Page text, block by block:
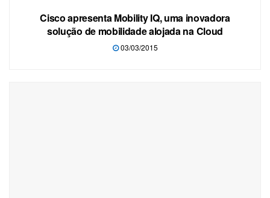
Cisco apresenta Mobility IQ, uma inovadora
solução de mobilidade alojada na Cloud
03/03/2015